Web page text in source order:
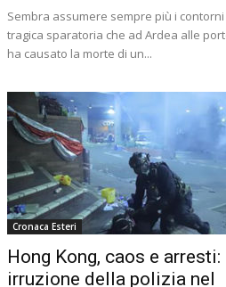
Sembra assumere sempre più i
tragica sparatoria che ad Ardea alle
ha causato la morte di un...
Cronaca Esteri
Hong Kong, caos e arresti:
irruzione della polizia nel